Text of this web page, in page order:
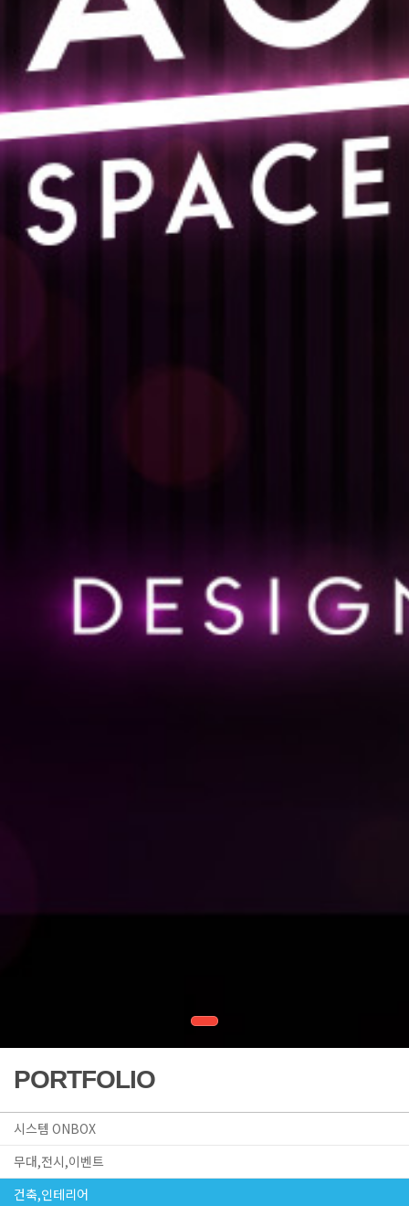
PORTFOLIO
시스템 ONBOX
무대,전시,이벤트
건축,인테리어